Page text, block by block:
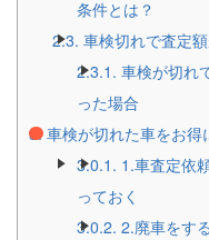
条件とは？
2.3. 車検切れで査定
2.3.1. 車検が切れ
った場合
3.車検が切れた車をお得
3.0.1. 1.車査定依
っておく
3.0.2. 2.廃車をす